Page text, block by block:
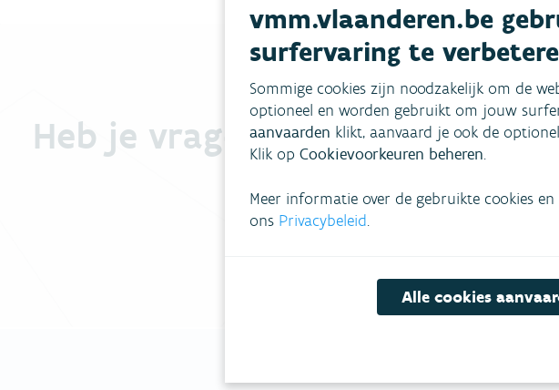
Heb je vragen?
vmm.vlaanderen.be
surfervaring te
Sommige cookies zijn noodzakelijk om de
optioneel en worden gebruikt om jouw
aanvaarden klikt, aanvaard je ook de
Klik op Cookievoorkeuren beheren.
Meer informatie over de gebruikte cookies
ons Privacybeleid.
Alle cookies